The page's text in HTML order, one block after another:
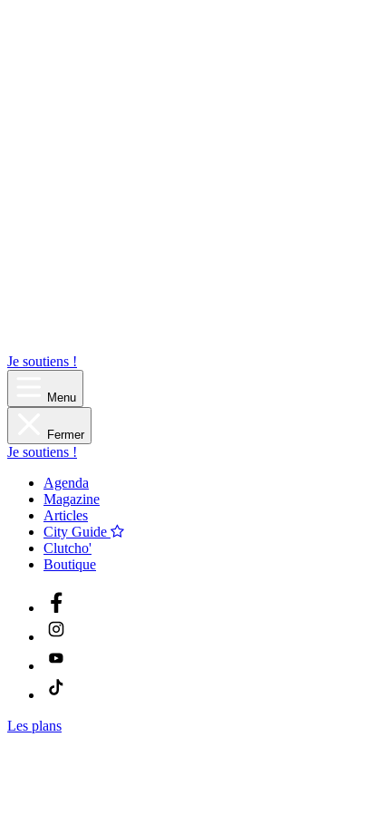
Je soutiens !
Menu
Fermer
Je soutiens !
Agenda
Magazine
Articles
City Guide
Clutcho'
Boutique
Les plans